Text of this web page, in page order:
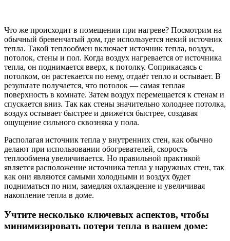
Что же происходит в помещении при нагреве? Посмотрим на
обычный бревенчатый дом, где используется некий источник
тепла. Такой теплообмен включает источник тепла, воздух,
потолок, стены и пол. Когда воздух нагревается от источника
тепла, он поднимается вверх, к потолку. Соприкасаясь с
потолком, он растекается по нему, отдаёт тепло и остывает. В
результате получается, что потолок — самая теплая
поверхность в комнате. Затем воздух перемещается к стенам и
спускается вниз. Так как стены значительно холоднее потолка,
воздух остывает быстрее и движется быстрее, создавая
ощущение сильного сквозняка у пола.
Располагая источник тепла у внутренних стен, как обычно
делают при использовании обогревателей, скорость
теплообмена увеличивается. Но правильной практикой
является расположение источника тепла у наружных стен, так
как они являются самыми холодными и воздух будет
подниматься по ним, замедляя охлаждение и увеличивая
накопление тепла в доме.
Учтите несколько ключевых аспектов, чтобы
минимизировать потери тепла в вашем доме: